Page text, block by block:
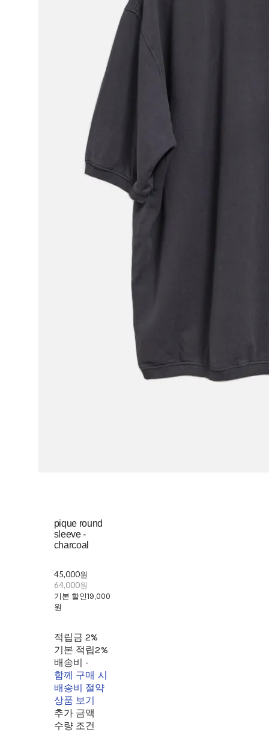
pique round
sleeve -
charcoal
45,000원
64,000원
기본 할인19,000
원
적립금 2%
기본 적립2%
배송비 -
함께 구매 시
배송비 절약
상품 보기
추가 금액
수량 조건